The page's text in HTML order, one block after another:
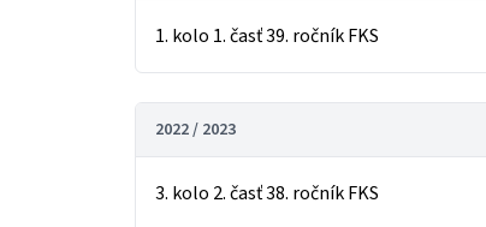
1. kolo 1. časť 39. ročník FKS
2022 / 2023
3. kolo 2. časť 38. ročník FKS